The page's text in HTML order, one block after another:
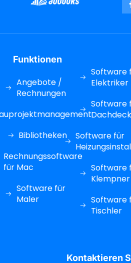
Funktionen
Angebote /
Rechnungen
Bibliotheken
Rechnungssoftware
für Mac
Software für
Maler
Software
Elektriker
Software
Software für
Software
Klempner
Software
Tischler
Kontaktieren